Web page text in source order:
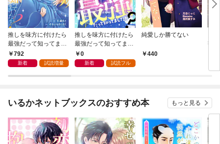
推しを味方に付けたら
最強だって知ってまし
たか？１
792
新着 試読増量
推しを味方に付けたら
最強だって知ってまし
たか？（分冊版）第１
話
0
新着 試読フル
純愛しか勝てない
440
書
いるかネットブックスのおすすめ本 もっと見る